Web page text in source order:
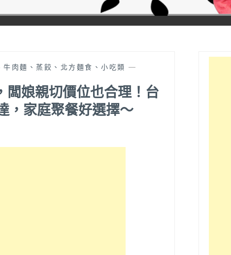
肉麵、蒸餃、北方麵食、小吃類 —
娘親切價位也合理！台
，家庭聚餐好選擇～